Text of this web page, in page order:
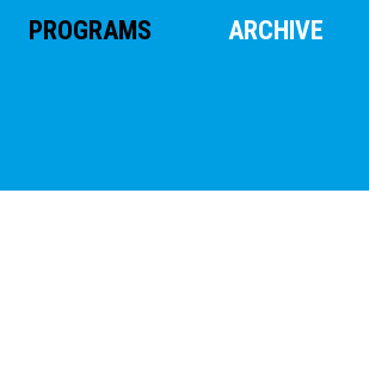
PROGRAMS ARCHIVE